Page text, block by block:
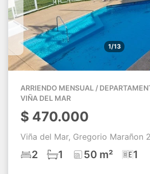
1/13
ARRIENDO MENSUAL /
VIÑA DEL MAR
$ 470.000
Viña del Mar, Gregorio Marañon
2 1 50 m² 1